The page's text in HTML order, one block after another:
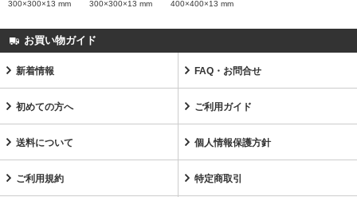
300×300×13 mm
300×300×13 mm
400×400×13 mm
お買い物ガイド
新着情報 FAQ・お問合せ
初めての方へ ご利用ガイド
送料について 個人情報保護方針
ご利用規約 特定商取引